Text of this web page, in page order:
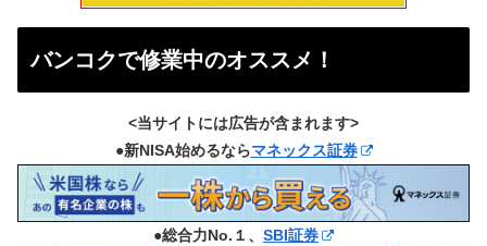
バンコクで修業中のオススメ！
<当サイトには広告が含まれます>
●新NISA始めるならマネックス証券
●総合力No.１、 SBI証券